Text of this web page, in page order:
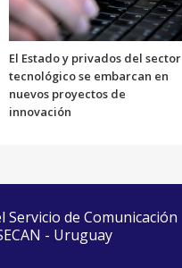
El Estado y privados del sector
tecnológico se embarcan en
nuevos proyectos de
innovación
de Comunicación
- Uruguay